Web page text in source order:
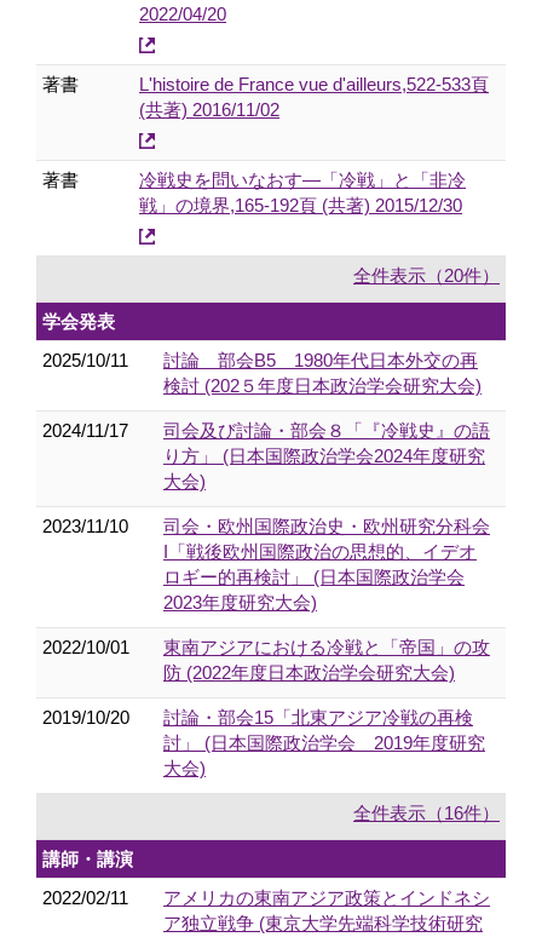
2022/04/20
著書
L'histoire de France vue d'ailleurs,522-533頁
(共著) 2016/11/02
著書
冷戦史を問いなおす―「冷戦」と「非冷
戦」の境界,165-192頁 (共著) 2015/12/30
全件表示（20件）
学会発表
2025/10/11
討論 部会B5 1980年代日本外交の再
検討 (202５年度日本政治学会研究大会)
2024/11/17
司会及び討論・部会８「『冷戦史』の語
り方」 (日本国際政治学会2024年度研究
大会)
2023/11/10
司会・欧州国際政治史・欧州研究分科会
I「戦後欧州国際政治の思想的、イデオ
ロギー的再検討」 (日本国際政治学会
2023年度研究大会)
2022/10/01
東南アジアにおける冷戦と「帝国」の攻
防 (2022年度日本政治学会研究大会)
2019/10/20
討論・部会15「北東アジア冷戦の再検
討」 (日本国際政治学会 2019年度研究
大会)
全件表示（16件）
講師・講演
2022/02/11
アメリカの東南アジア政策とインドネシ
ア独立戦争 (東京大学先端科学技術研究